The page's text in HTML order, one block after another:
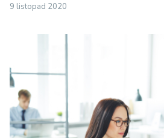
9 listopad 2020